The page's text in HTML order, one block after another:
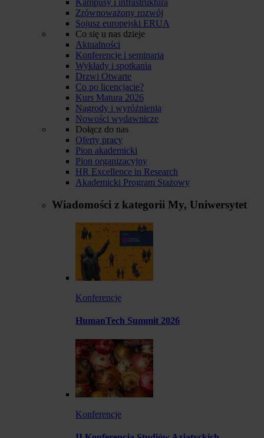
Zrównoważony rozwój
Sojusz europejski ERUA
Co się u nas dzieje
Aktualności
Konferencje i seminaria
Wykłady i spotkania
Drzwi Otwarte
Co po licencjacie?
Kurs Matura 2026
Nagrody i wyróżnienia
Nowości wydawnicze
Dołącz do nas
Oferty pracy
Pion akademicki
Pion organizacyjny
HR Excellence in Research
Akademicki Program Stażowy
Wiadomości z kategorii My, Uniwersytet
Konferencje
HumanTech Summit 2026
Konferencje